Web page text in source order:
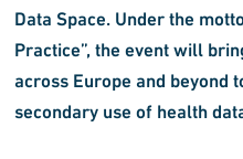
Data Space. Under the
Practice”, the event will
across Europe and beyond
secondary use of health